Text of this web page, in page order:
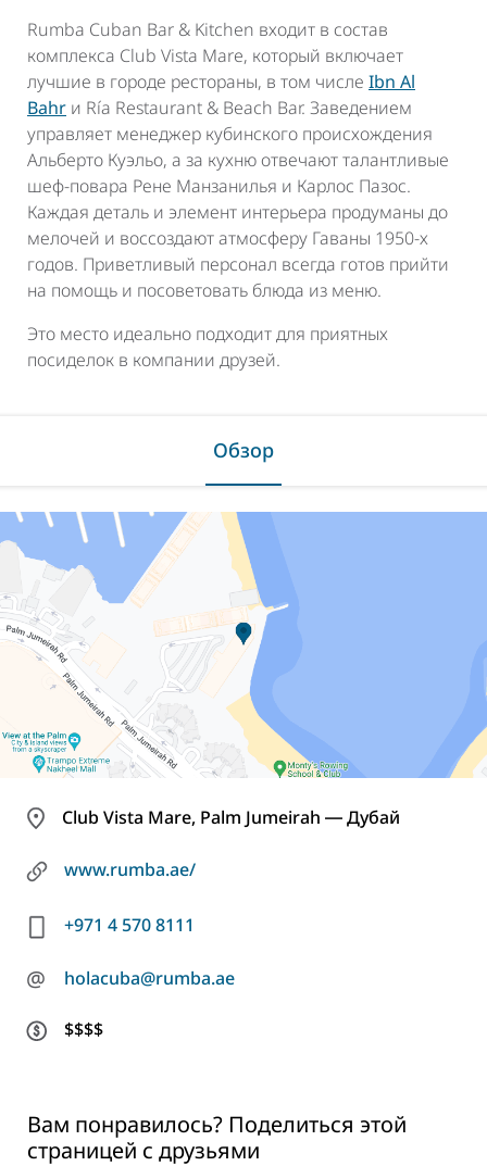
Rumba Cuban Bar & Kitchen входит в состав
комплекса Club Vista Mare, который включает
лучшие в городе рестораны, в том числе Ibn Al
Bahr и Ría Restaurant & Beach Bar. Заведением
управляет менеджер кубинского происхождения
Альберто Куэльо, а за кухню отвечают талантливые
шеф-повара Рене Манзанилья и Карлос Пазос.
Каждая деталь и элемент интерьера продуманы до
мелочей и воссоздают атмосферу Гаваны 1950-х
годов. Приветливый персонал всегда готов прийти
на помощь и посоветовать блюда из меню.
Это место идеально подходит для приятных
посиделок в компании друзей.
Обзор
Club Vista Mare, Palm Jumeirah ― Дубай
www.rumba.ae/
+971 4 570 8111
@ holacuba@rumba.ae
$$$$
Вам понравилось? Поделиться этой
страницей с друзьями